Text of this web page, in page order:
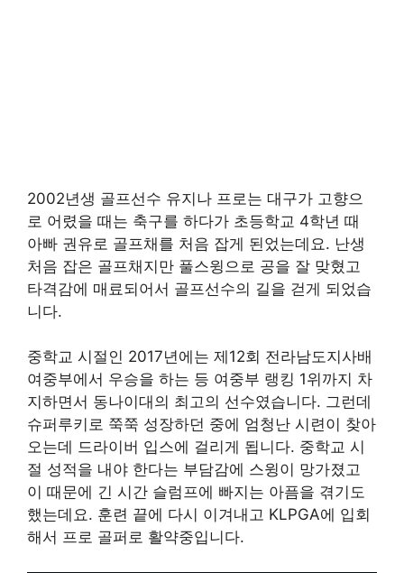
2002년생 골프선수 유지나 프로는 대구가 고향으
로 어렸을 때는 축구를 하다가 초등학교 4학년 때
아빠 권유로 골프채를 처음 잡게 된었는데요. 난생
처음 잡은 골프채지만 풀스윙으로 공을 잘 맞혔고
타격감에 매료되어서 골프선수의 길을 걷게 되었습
니다.
중학교 시절인 2017년에는 제12회 전라남도지사배
여중부에서 우승을 하는 등 여중부 랭킹 1위까지 차
지하면서 동나이대의 최고의 선수였습니다. 그런데
슈퍼루키로 쭉쭉 성장하던 중에 엄청난 시련이 찾아
오는데 드라이버 입스에 걸리게 됩니다. 중학교 시
절 성적을 내야 한다는 부담감에 스윙이 망가졌고
이 때문에 긴 시간 슬럼프에 빠지는 아픔을 겪기도
했는데요. 훈련 끝에 다시 이겨내고 KLPGA에 입회
해서 프로 골퍼로 활약중입니다.